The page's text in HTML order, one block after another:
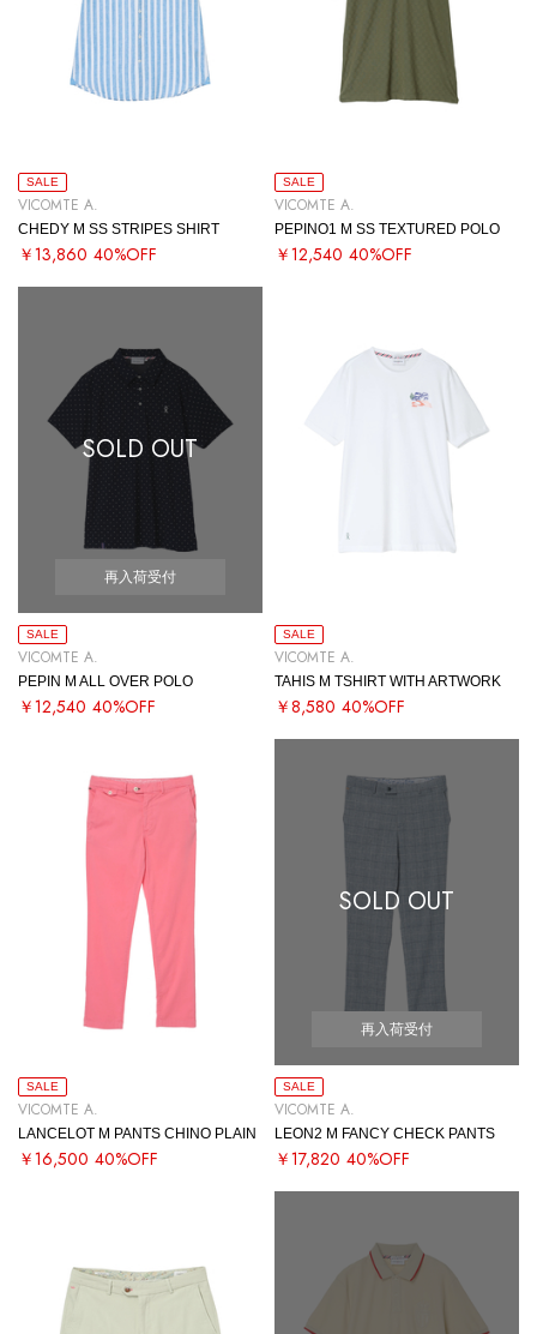
SALE
VICOMTE A.
CHEDY M SS STRIPES SHIRT
￥13,860 40%OFF
SALE
VICOMTE A.
PEPINO1 M SS TEXTURED POLO
￥12,540 40%OFF
SOLD OUT
再入荷受付
SALE
VICOMTE A.
PEPIN M ALL OVER POLO
￥12,540 40%OFF
SALE
VICOMTE A.
TAHIS M TSHIRT WITH ARTWORK
￥8,580 40%OFF
SALE
VICOMTE A.
LANCELOT M PANTS CHINO PLAIN
￥16,500 40%OFF
SOLD OUT
再入荷受付
SALE
VICOMTE A.
LEON2 M FANCY CHECK PANTS
￥17,820 40%OFF